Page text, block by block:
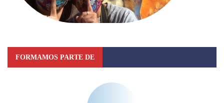
FORMAMOS PARTE DE